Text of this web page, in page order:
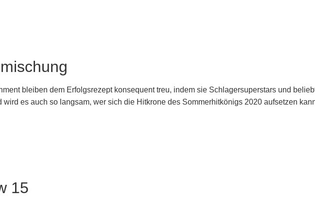
bleiben dem Erfolgsrezept konsequent treu, indem sie Schlagersuperstars und
es auch so langsam, wer sich die Hitkrone des Sommerhitkönigs 2020 aufsetzen
15